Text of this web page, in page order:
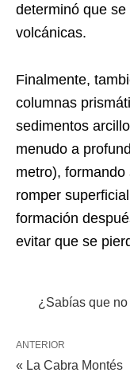
determinó que
volcánicas.
Finalmente,
columnas
sedimentos
menudo a
metro),
romper
formación
evitar que se
¿Sabías que
ANTERIOR
« La Cabra Montés